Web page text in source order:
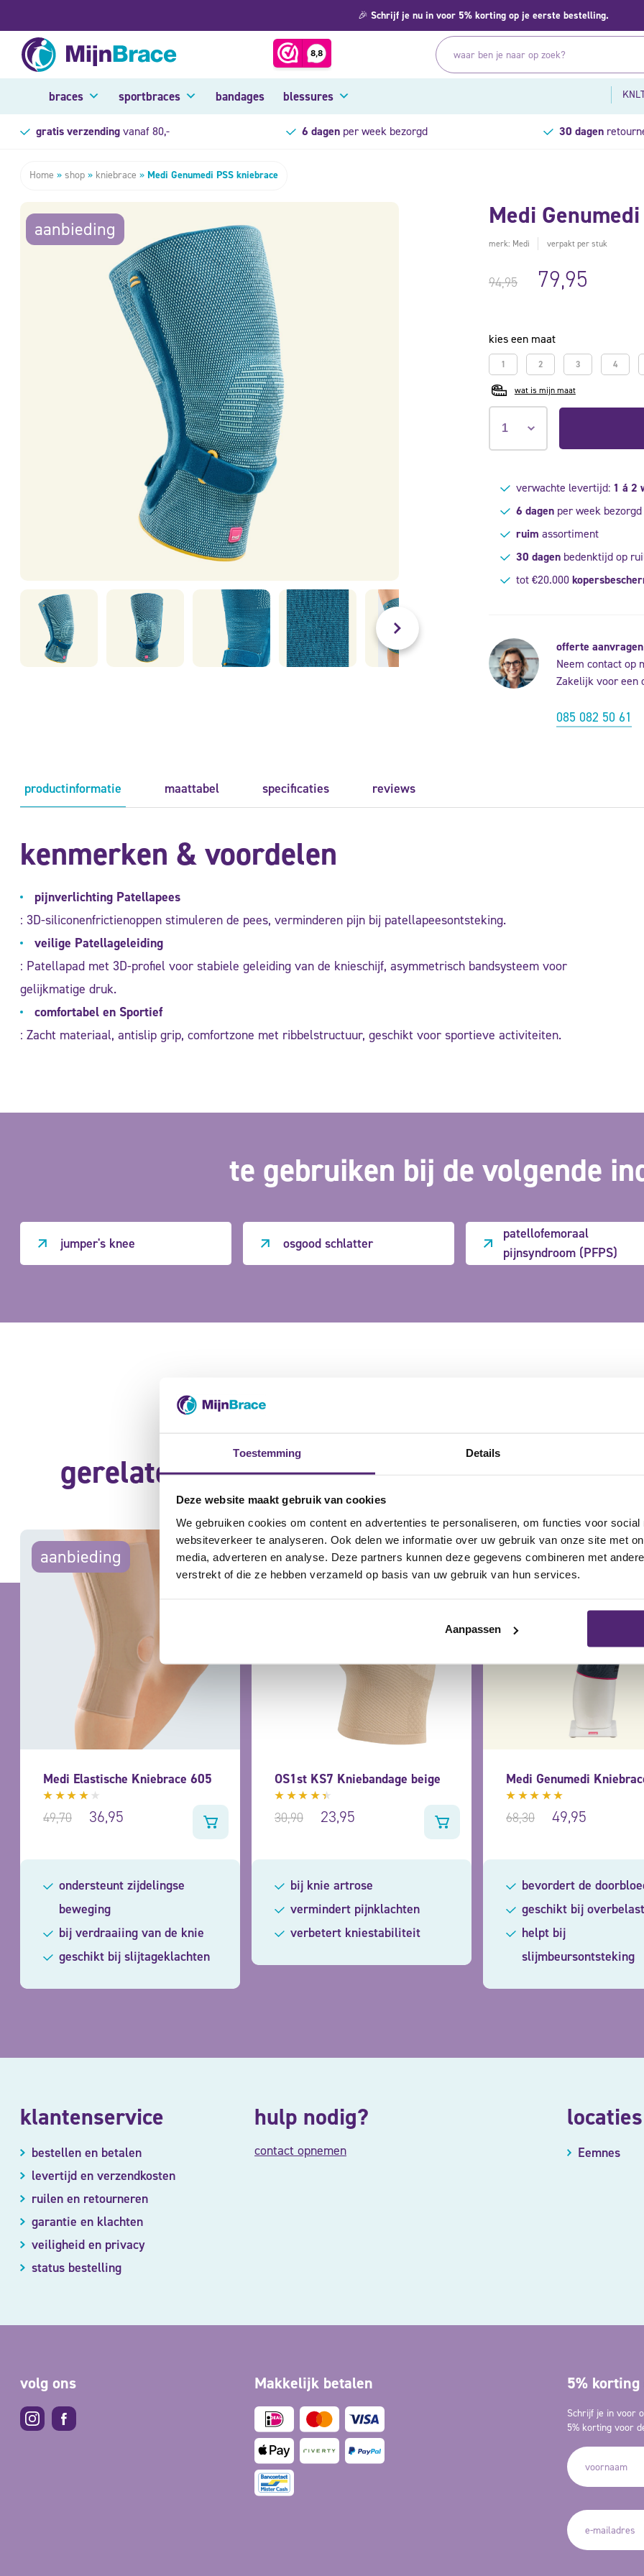
Toestemming Details
Deze website maakt gebruik van cookies
We gebruiken cookies om content en advertenties te personaliseren, om functies voor social
websiteverkeer te analyseren. Ook delen we informatie over uw gebruik van onze site met
media, adverteren en analyse. Deze partners kunnen deze gegevens combineren met
verstrekt of die ze hebben verzameld op basis van uw gebruik van hun services.
Aanpassen
🎉 Schrijf je nu in voor 5% korting op je eerste bestelling.
braces sportbraces bandages blessures
gratis verzendingvanaf 80,- 6 dagenper week bezorgd 30 dagen
Home » shop » kniebrace » Medi Genumedi PSS kniebrace
Medi
merk: Medi verpakt per stuk
94,95 79,95
kies een maat
1 2 3 4
wat is mijn maat
verwachte levertijd: 1 á 2
6 dagenper week bezorgd
ruim assortiment
30 dagenbedenktijd op
tot €20.000
offerte aanvragen
Neem contact op
Zakelijk voor een
085 082 50 61
aanbieding
productinformatie maattabel specificaties reviews
kenmerken & voordelen
pijnverlichting Patellapees
: 3D-siliconenfrictienoppen stimuleren de pees, verminderen pijn bij patellapeesontsteking.
veilige Patellageleiding
: Patellapad met 3D-profiel voor stabiele geleiding van de knieschijf, asymmetrisch bandsysteem voor
gelijkmatige druk.
comfortabel en Sportief
: Zacht materiaal, antislip grip, comfortzone met ribbelstructuur, geschikt voor sportieve activiteiten.
te gebruiken bij de volgende
jumper's knee osgood schlatter
patellofemoraal
pijnsyndroom (PFPS)
gerelateerde producten
aanbieding
Medi Elastische Kniebrace 605
Gewaardeerd
3.80
49,70 36,95
ondersteunt zijdelingse
beweging
bij verdraaiing van de knie
geschikt bij slijtageklachten
aanbieding
OS1st KS7 Kniebandage beige
Gewaardeerd
4.21
30,90 23,95
bij knie artrose
vermindert pijnklachten
verbetert kniestabiliteit
aanbieding
Medi Genumedi
Gewaardeerd
4.73 uit
68,30 49,95
bevordert de
geschikt bij
helpt bij
slijmbeursontsteking
klantenservice
bestellen en betalen
levertijd en verzendkosten
ruilen en retourneren
garantie en klachten
veiligheid en privacy
status bestelling
hulp nodig?
contact opnemen
locaties
Eemnes
volg ons Makkelijk betalen 5%
Schrijf je in voor
5% korting voor